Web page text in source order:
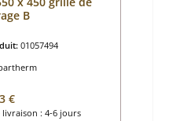
B
01057494
:
€
: 4-6 jours